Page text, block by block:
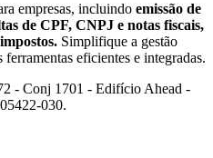
empresas, incluindo emissão de
de CPF, CNPJ e notas fiscais,
Simplifique a gestão
eficientes e integradas.
- Conj 1701 - Edifício Ahead -
030.